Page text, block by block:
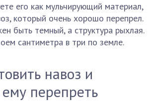
его как мульчирующий материал,
который очень хорошо перепрел.
быть темный, а структура рыхлая.
сантиметра в три по земле.
навоз и
перепреть